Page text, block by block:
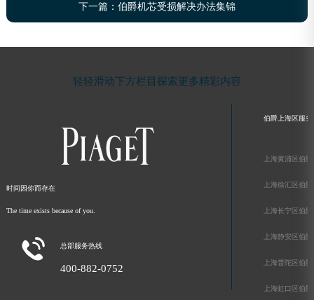
下一篇： 伯爵机芯受损解决办法集锦
轻轻滑动下方栏目探索更多精彩内容
时间因你而存在
The time exists because of you.
 总部服务热线
400-882-0752
伯爵上海区服务
上海黄浦区伯
上海徐汇区伯
上海长宁区伯
上海静安区伯
上海普陀区伯
上海虹口区伯